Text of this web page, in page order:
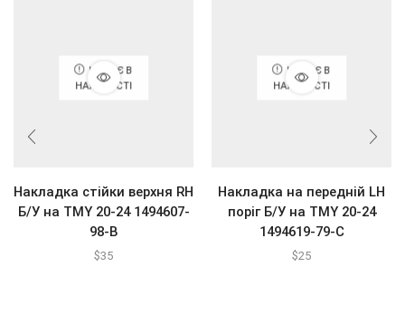
НЕМАЄ В
НАЯВНОСТІ
Накладка стійки верхня RH
Б/У на ТМY 20-24 1494607-
98-В
$35
НЕМАЄ В
НАЯВНОСТІ
Накладка на передній LH
поріг Б/У на ТМY 20-24
1494619-79-С
$25